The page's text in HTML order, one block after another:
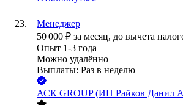
Менеджер
50 000 ₽ за месяц, до вычета
Опыт 1-3 года
Можно удалённо
Выплаты: Раз в неделю
АСК GROUP (ИП Райков Данил